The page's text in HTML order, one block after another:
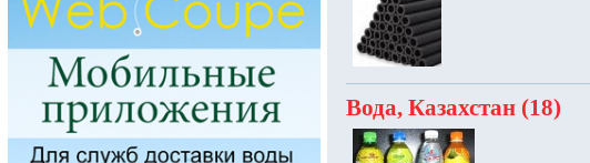
Вода, Казахстан (18)